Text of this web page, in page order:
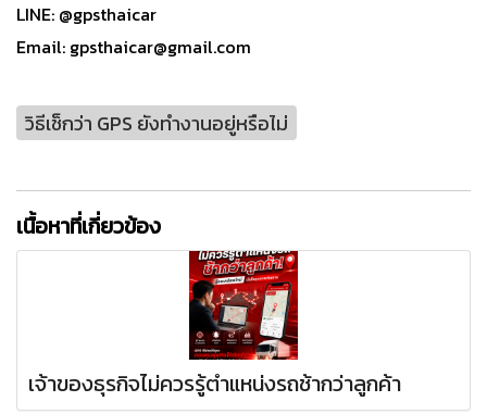
LINE: @gpsthaicar
Email: gpsthaicar@gmail.com
วิธีเช็กว่า GPS ยังทำงานอยู่หรือไม่
เนื้อหาที่เกี่ยวข้อง
เจ้าของธุรกิจไม่ควรรู้ตำแหน่งรถช้ากว่าลูกค้า